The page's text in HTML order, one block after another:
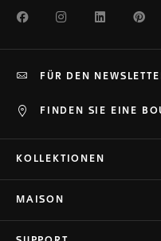
FacebookInstagramLinkedIn
FINDEN SIE EINE
FÜR DEN
KOLLEKTIONEN
MAISON